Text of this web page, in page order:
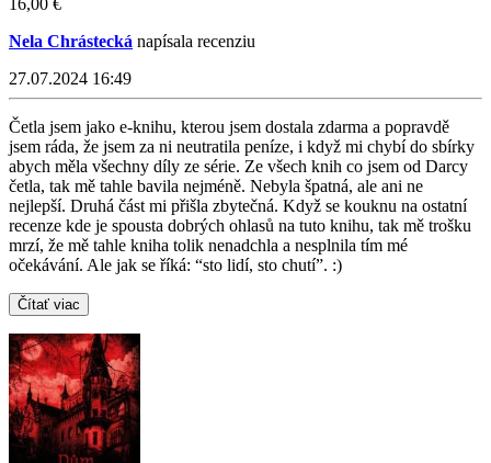
Nela Chrástecká napísala recenziu
27.07.2024 16:49
Četla jsem jako e-knihu, kterou jsem dostala zdarma a popravdě
jsem ráda, že jsem za ni neutratila peníze, i když mi chybí do sbírky
abych měla všechny díly ze série. Ze všech knih co jsem od Darcy
četla, tak mě tahle bavila nejméně. Nebyla špatná, ale ani ne
nejlepší. Druhá část mi přišla zbytečná. Když se kouknu na ostatní
recenze kde je spousta dobrých ohlasů na tuto knihu, tak mě trošku
mrzí, že mě tahle kniha tolik nenadchla a nesplnila tím mé
očekávání. Ale jak se říká: “sto lidí, sto chutí”. :)
Čítať viac